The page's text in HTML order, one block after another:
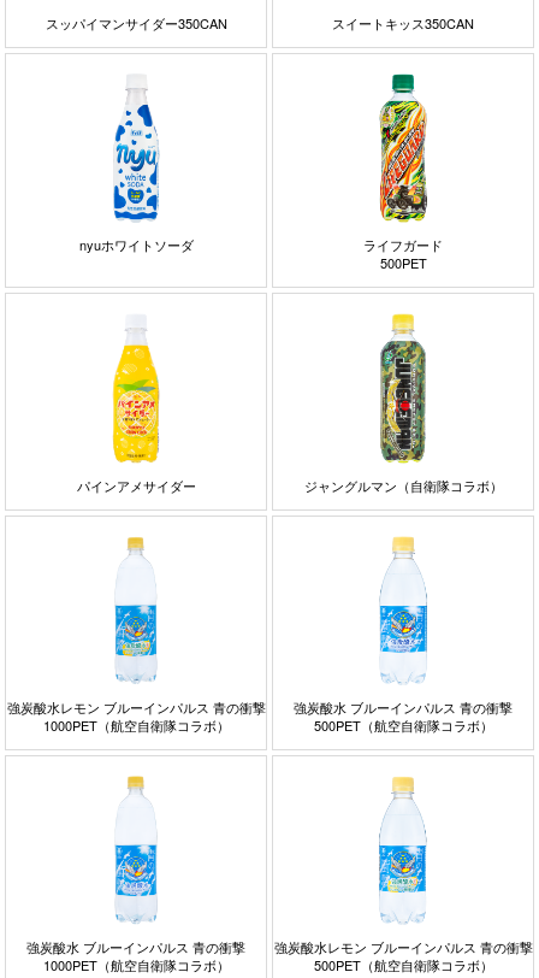
スッパイマンサイダー350CAN スイートキッス350CAN
nyuホワイトソーダ
ライフガード
500PET
パインアメサイダー ジャングルマン（自衛隊コラボ）
強炭酸水レモン ブルーインパルス 青の衝撃
1000PET（航空自衛隊コラボ）
強炭酸水 ブルーインパルス 青の衝撃
500PET（航空自衛隊コラボ）
強炭酸水 ブルーインパルス 青の衝撃
1000PET（航空自衛隊コラボ）
強炭酸水レモン ブルーインパルス 青の衝撃
500PET（航空自衛隊コラボ）